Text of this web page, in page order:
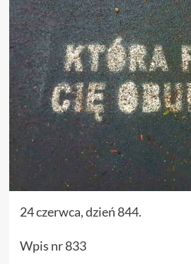
24 czerwca, dzień 844.
Wpis nr 833